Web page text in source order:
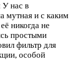
У нас в
мутная и с каким
никогда не
простыми
фильтр для
особой